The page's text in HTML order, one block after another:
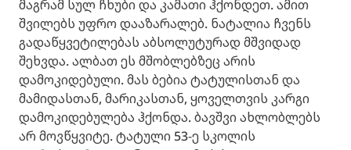
მაგრამ სულ ჩხუბი და კამათი ჰქონდეთ. ამით
შვილებს უფრო დააზარალებ. ნატალია ჩვენს
გადაწყვეტილებას აბსოლუტურად მშვიდად
შეხვდა. ალბათ ეს მშობლებზეც არის
დამოკიდებული. მას ბებია ტატულისთან და
მამიდასთან, მარიკასთან, ყოველთვის კარგი
დამოკიდებულება ჰქონდა. ბავშვი ახლობლებს
არ მოვწყვიტე. ტატული 53-ე სკოლის